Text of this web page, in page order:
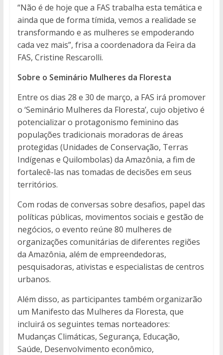
“Não é de hoje que a FAS trabalha esta temática e
ainda que de forma tímida, vemos a realidade se
transformando e as mulheres se empoderando
cada vez mais”, frisa a coordenadora da Feira da
FAS, Cristine Rescarolli.
Sobre o Seminário Mulheres da Floresta
Entre os dias 28 e 30 de março, a FAS irá promover
o ‘Seminário Mulheres da Floresta’, cujo objetivo é
potencializar o protagonismo feminino das
populações tradicionais moradoras de áreas
protegidas (Unidades de Conservação, Terras
Indígenas e Quilombolas) da Amazônia, a fim de
fortalecê-las nas tomadas de decisões em seus
territórios.
Com rodas de conversas sobre desafios, papel das
políticas públicas, movimentos sociais e gestão de
negócios, o evento reúne 80 mulheres de
organizações comunitárias de diferentes regiões
da Amazônia, além de empreendedoras,
pesquisadoras, ativistas e especialistas de centros
urbanos.
Além disso, as participantes também organizarão
um Manifesto das Mulheres da Floresta, que
incluirá os seguintes temas norteadores:
Mudanças Climáticas, Segurança, Educação,
Saúde, Desenvolvimento econômico,